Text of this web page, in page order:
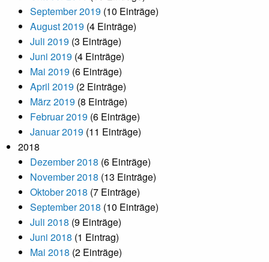
September 2019 (10 Einträge)
August 2019 (4 Einträge)
Juli 2019 (3 Einträge)
Juni 2019 (4 Einträge)
Mai 2019 (6 Einträge)
April 2019 (2 Einträge)
März 2019 (8 Einträge)
Februar 2019 (6 Einträge)
Januar 2019 (11 Einträge)
2018
Dezember 2018 (6 Einträge)
November 2018 (13 Einträge)
Oktober 2018 (7 Einträge)
September 2018 (10 Einträge)
Juli 2018 (9 Einträge)
Juni 2018 (1 Eintrag)
Mai 2018 (2 Einträge)